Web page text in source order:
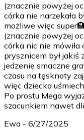
(znacznie powyżej
córka nie narzekała
możliwe więc
(znacznie powyżej
córka nic nie mówiła
prysznicem był jakiś
jedzenie smaczne
czasu na tęsknoty
więc dziecka
Po prostu Mega
szacunkiem nawet
Ewa - 6/27/2025